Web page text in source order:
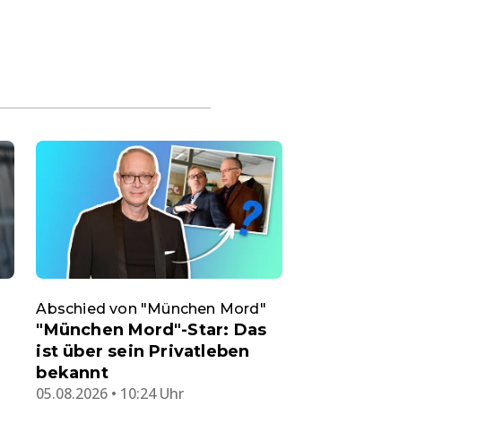
Abschied von "München Mord"
"München Mord"-Star: Das
ist über sein Privatleben
bekannt
05.08.2026 • 10:24 Uhr